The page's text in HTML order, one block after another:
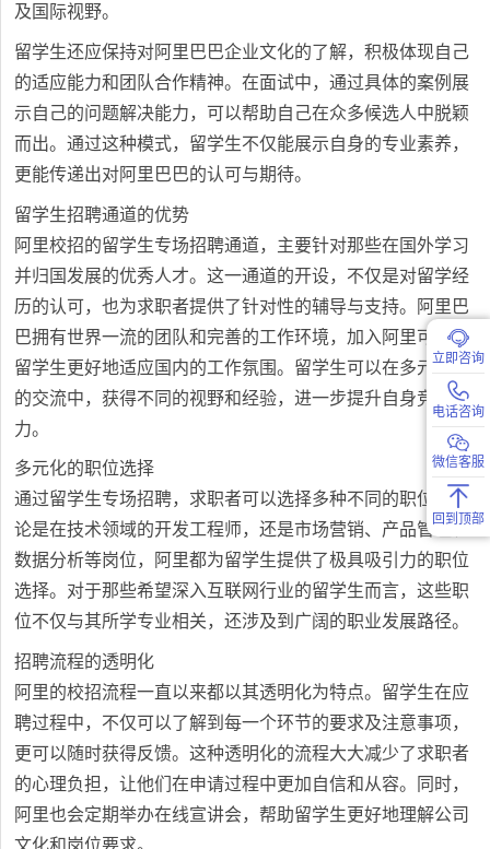
及国际视野。
留学生还应保持对阿里巴巴企业文化的了解，积极体现自己
的适应能力和团队合作精神。在面试中，通过具体的案例展
示自己的问题解决能力，可以帮助自己在众多候选人中脱颖
而出。通过这种模式，留学生不仅能展示自身的专业素养，
更能传递出对阿里巴巴的认可与期待。
留学生招聘通道的优势
阿里校招的留学生专场招聘通道，主要针对那些在国外学习
并归国发展的优秀人才。这一通道的开设，不仅是对留学经
历的认可，也为求职者提供了针对性的辅导与支持。阿里巴
巴拥有世界一流的团队和完善的工作环境，加入阿里可以让
留学生更好地适应国内的工作氛围。留学生可以在多元文化
的交流中，获得不同的视野和经验，进一步提升自身竞争
力。
多元化的职位选择
通过留学生专场招聘，求职者可以选择多种不同的职位。无
论是在技术领域的开发工程师，还是市场营销、产品管理、
数据分析等岗位，阿里都为留学生提供了极具吸引力的职位
选择。对于那些希望深入互联网行业的留学生而言，这些职
位不仅与其所学专业相关，还涉及到广阔的职业发展路径。
招聘流程的透明化
阿里的校招流程一直以来都以其透明化为特点。留学生在应
聘过程中，不仅可以了解到每一个环节的要求及注意事项，
更可以随时获得反馈。这种透明化的流程大大减少了求职者
的心理负担，让他们在申请过程中更加自信和从容。同时，
阿里也会定期举办在线宣讲会，帮助留学生更好地理解公司
立即咨询
电话咨询
微信客服
回到顶部